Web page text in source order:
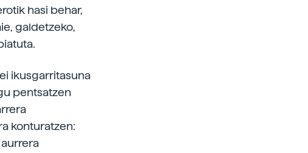
hasi behar,
galdetzeko,
ikusgarritasuna
pentsatzen
konturatzen: